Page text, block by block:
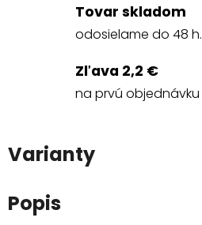
Tovar skladom
odosielame do 48 h.
Zľava 2,2 €
na prvú objednávku
Varianty
Popis